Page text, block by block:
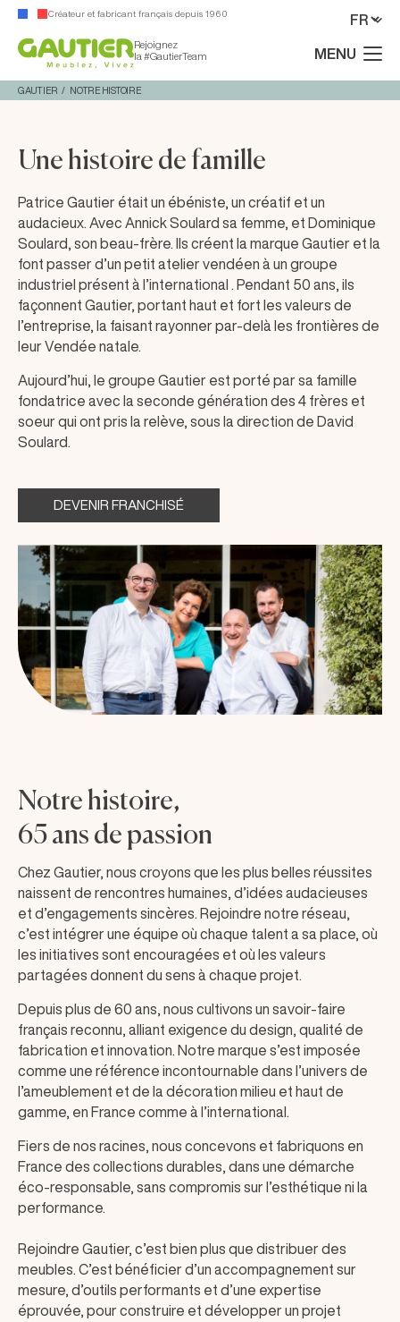
Créateur et fabricant français depuis 1960
Rejoignez
la #GautierTeam
MENU
GAUTIER NOTRE HISTOIRE
Une histoire de famille
Patrice Gautier était un ébéniste, un créatif et un
audacieux. Avec Annick Soulard sa femme, et Dominique
Soulard, son beau-frère. Ils créent la marque Gautier et la
font passer d’un petit atelier vendéen à un groupe
industriel présent à l’international . Pendant 50 ans, ils
façonnent Gautier, portant haut et fort les valeurs de
l’entreprise, la faisant rayonner par-delà les frontières de
leur Vendée natale.
Aujourd’hui, le groupe Gautier est porté par sa famille
fondatrice avec la seconde génération des 4 frères et
soeur qui ont pris la relève, sous la direction de David
Soulard.
DEVENIR FRANCHISÉ
Notre histoire,
65 ans de passion
Chez Gautier, nous croyons que les plus belles réussites
naissent de rencontres humaines, d’idées audacieuses
et d’engagements sincères. Rejoindre notre réseau,
c’est intégrer une équipe où chaque talent a sa place, où
les initiatives sont encouragées et où les valeurs
partagées donnent du sens à chaque projet.
Depuis plus de 60 ans, nous cultivons un savoir-faire
français reconnu, alliant exigence du design, qualité de
fabrication et innovation. Notre marque s’est imposée
comme une référence incontournable dans l’univers de
l’ameublement et de la décoration milieu et haut de
gamme, en France comme à l’international.
Fiers de nos racines, nous concevons et fabriquons en
France des collections durables, dans une démarche
éco-responsable, sans compromis sur l’esthétique ni la
performance.
Rejoindre Gautier, c’est bien plus que distribuer des
meubles. C’est bénéficier d’un accompagnement sur
mesure, d’outils performants et d’une expertise
éprouvée, pour construire et développer un projet